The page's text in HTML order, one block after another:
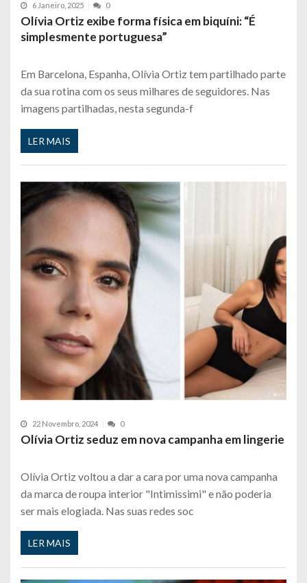
6 Janeiro, 2025 0
Olívia Ortiz exibe forma física em biquíni: “É
simplesmente portuguesa”
Em Barcelona, Espanha, Olívia Ortiz tem partilhado parte
da sua rotina com os seus milhares de seguidores. Nas
imagens partilhadas, nesta segunda-f
LER MAIS
22 Novembro, 2024 0
Olívia Ortiz seduz em nova campanha em lingerie
Olívia Ortiz voltou a dar a cara por uma nova campanha
da marca de roupa interior "Intimissimi" e não poderia
ser mais elogiada. Nas suas redes soc
LER MAIS